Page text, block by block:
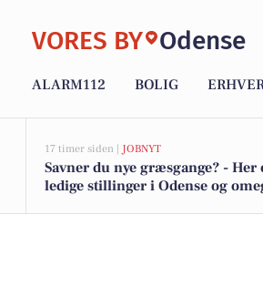
VORES BY Odense
ALARM112 BOLIG
17 timer siden | JOBNYT
Savner du nye græsgange? - Her
ledige stillinger i Odense og